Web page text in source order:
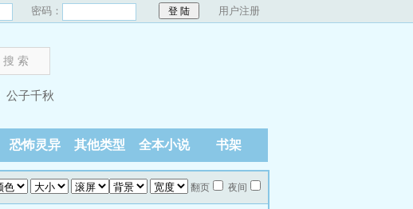
密码： 用户注册
公子千秋
恐怖灵异 其他类型 全本小说 书架
翻页 夜间